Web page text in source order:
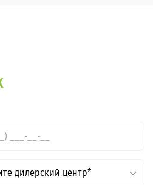
дилерский центр*